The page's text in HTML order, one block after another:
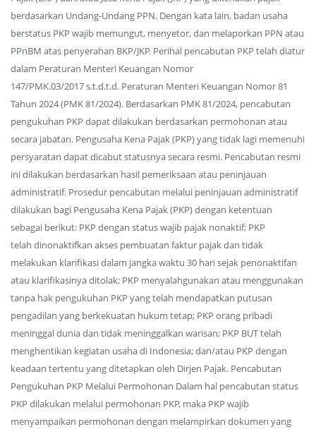
berdasarkan Undang-Undang PPN. Dengan kata lain, badan usaha
berstatus PKP wajib memungut, menyetor, dan melaporkan PPN atau
PPnBM atas penyerahan BKP/JKP. Perihal pencabutan PKP telah diatur
dalam Peraturan Menteri Keuangan Nomor
147/PMK.03/2017 s.t.d.t.d. Peraturan Menteri Keuangan Nomor 81
Tahun 2024 (PMK 81/2024). Berdasarkan PMK 81/2024, pencabutan
pengukuhan PKP dapat dilakukan berdasarkan permohonan atau
secara jabatan. Pengusaha Kena Pajak (PKP) yang tidak lagi memenuhi
persyaratan dapat dicabut statusnya secara resmi. Pencabutan resmi
ini dilakukan berdasarkan hasil pemeriksaan atau peninjauan
administratif. Prosedur pencabutan melalui peninjauan administratif
dilakukan bagi Pengusaha Kena Pajak (PKP) dengan ketentuan
sebagai berikut: PKP dengan status wajib pajak nonaktif; PKP
telah dinonaktifkan akses pembuatan faktur pajak dan tidak
melakukan klarifikasi dalam jangka waktu 30 hari sejak penonaktifan
atau klarifikasinya ditolak; PKP menyalahgunakan atau menggunakan
tanpa hak pengukuhan PKP yang telah mendapatkan putusan
pengadilan yang berkekuatan hukum tetap; PKP orang pribadi
meninggal dunia dan tidak meninggalkan warisan; PKP BUT telah
menghentikan kegiatan usaha di Indonesia; dan/atau PKP dengan
keadaan tertentu yang ditetapkan oleh Dirjen Pajak. Pencabutan
Pengukuhan PKP Melalui Permohonan Dalam hal pencabutan status
PKP dilakukan melalui permohonan PKP, maka PKP wajib
menyampaikan permohonan dengan melampirkan dokumen yang